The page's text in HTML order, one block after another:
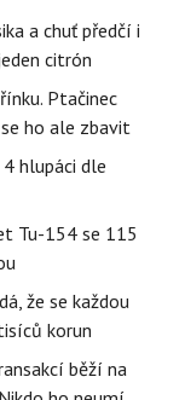
a chuť předčí i
citrón
Ptačinec
ho ale zbavit
hlupáci dle
Tu-154 se 115
že se každou
korun
běží na